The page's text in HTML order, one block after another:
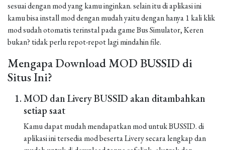
sesuai dengan mod yang kamu inginkan. selain itu di aplikasi ini
kamu bisa install mod dengan mudah yaitu dengan hanya 1 kali klik
mod sudah otomatis terinstal pada game Bus Simulator, Keren
bukan? tidak perlu repot-repot lagi mindahin file.
Mengapa Download MOD BUSSID di
Situs Ini?
MOD dan Livery BUSSID akan ditambahkan
setiap saat
Kamu dapat mudah mendapatkan mod untuk BUSSID. di
aplikasi ini tersedia mod beserta Livery secara lengkap dan